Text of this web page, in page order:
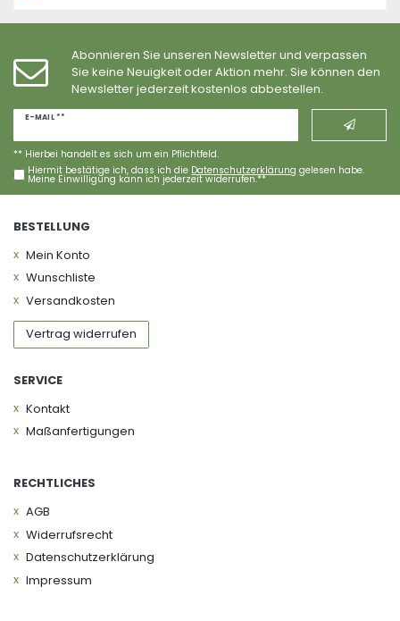
Abonnieren Sie unseren Newsletter und verpassen
Sie keine Neuigkeit oder Aktion mehr. Sie können den
Newsletter jederzeit kostenlos abbestellen.
E-MAIL **
Newsletter
Hiermit bestätige ich, dass ich die Daten­schutz­erklärung gelesen habe.
Meine Einwilligung kann ich jederzeit widerrufen.**
** Hierbei handelt es sich um ein Pflichtfeld.
BESTELLUNG
Mein Konto
Wunschliste
Versandkosten
Vertrag widerrufen
SERVICE
Kontakt
Maßanfertigungen
RECHTLICHES
AGB
Widerrufs­recht
Daten­schutz­erklärung
Impressum